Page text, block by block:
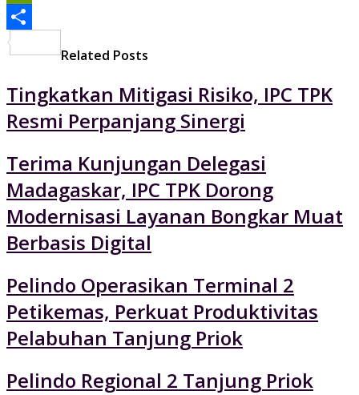
PrintFriendly
Related Posts
Tingkatkan Mitigasi Risiko, IPC TPK
Resmi Perpanjang Sinergi
Terima Kunjungan Delegasi
Madagaskar, IPC TPK Dorong
Modernisasi Layanan Bongkar Muat
Berbasis Digital
Pelindo Operasikan Terminal 2
Petikemas, Perkuat Produktivitas
Pelabuhan Tanjung Priok
Pelindo Regional 2 Tanjung Priok